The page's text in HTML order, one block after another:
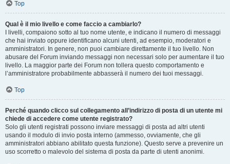
Top
Qual è il mio livello e come faccio a cambiarlo?
I livelli, compaiono sotto al tuo nome utente, e indicano il numero di messaggi
che hai inviato oppure identificano alcuni utenti, ad esempio, moderatori e
amministratori. In genere, non puoi cambiare direttamente il tuo livello. Non
abusare del Forum inviando messaggi non necessari solo per aumentare il tuo
livello. La maggior parte dei Forum non tollera questo comportamento e
l’amministratore probabilmente abbasserà il numero dei tuoi messaggi.
Top
Perché quando clicco sul collegamento all’indirizzo di posta di un utente mi
chiede di accedere come utente registrato?
Solo gli utenti registrati possono inviare messaggi di posta ad altri utenti
usando il modulo di invio posta interno (ammesso, ovviamente, che gli
amministratori abbiano abilitato questa funzione). Questo serve a prevenire un
uso scorretto o malevolo del sistema di posta da parte di utenti anonimi.